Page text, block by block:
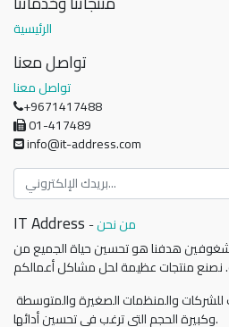
Diagnose malfunctions and
Maintain the integrity of
الرئيسية
تواصل معنا
تواصل معنا
+9671417488
01-417489
info@it-address.com
IT Address -من نحن
هدفنا هو تحسين حياة الجميع من
وكبيرة الحجم التي ترغب في تحسين أدائها.